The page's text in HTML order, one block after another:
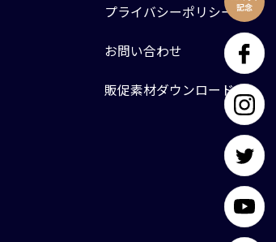
プライバシーポリシー
お問い合わせ
販促素材ダウンロード